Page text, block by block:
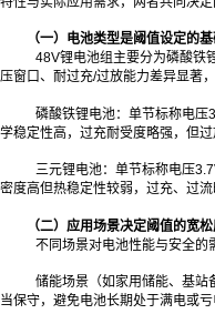
（一）电池类型是阈值设定的
48V锂电池组主要分为磷酸铁
压窗口、耐过充/过放能力差异显著
磷酸铁锂电池：单节标称电
学稳定性高，过充耐受度略强，但过
三元锂电池：单节标称电压
密度高但热稳定性较弱，过充、过
（二）应用场景决定阈值的宽
不同场景对电池性能与安全的
储能场景（如家用储能、基站
当保守，避免电池长期处于满电或亏